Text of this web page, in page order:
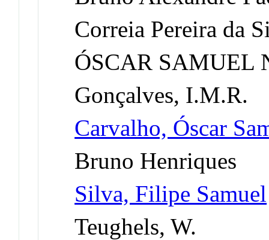
Correia Pereira da
ÓSCAR SAMUEL
Gonçalves, I.M.R.
Carvalho, Óscar
Bruno Henriques
Silva, Filipe Samuel
Teughels, W.